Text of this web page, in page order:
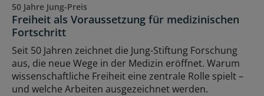
50 Jahre Jung-Preis
Freiheit als Voraussetzung für medizinischen
Fortschritt
Seit 50 Jahren zeichnet die Jung-Stiftung Forschung
aus, die neue Wege in der Medizin eröffnet. Warum
wissenschaftliche Freiheit eine zentrale Rolle spielt –
und welche Arbeiten ausgezeichnet werden.